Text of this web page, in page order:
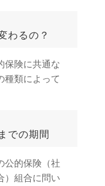
わるの？
保険に共通な
種類によって
での期間
公的保険（社
）組合に問い